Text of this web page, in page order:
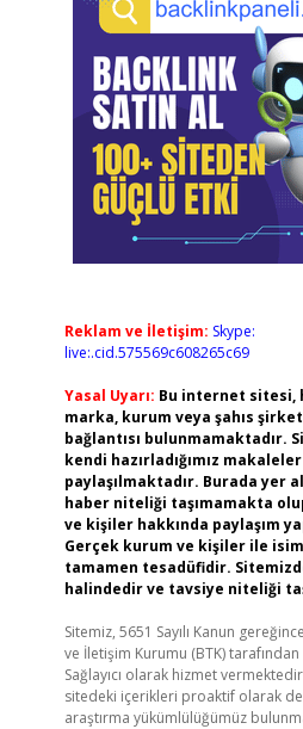
Reklam ve İletişim: Skype:
live:.cid.575569c608265c69
Yasal Uyarı: Bu internet sitesi,
marka, kurum veya şahıs
bağlantısı bulunmamaktadır.
kendi hazırladığımız makaleler
paylaşılmaktadır. Burada yer
haber niteliği taşımamakta
ve kişiler hakkında paylaşım
Gerçek kurum ve kişiler ile
tamamen tesadüfidir.
halindedir ve tavsiye niteliği
Sitemiz, 5651 Sayılı Kanun
ve İletişim Kurumu (BTK)
Sağlayıcı olarak hizmet
sitedeki içerikleri proaktif olarak
araştırma yükümlülüğümüz